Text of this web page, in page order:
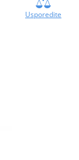
Usporedite